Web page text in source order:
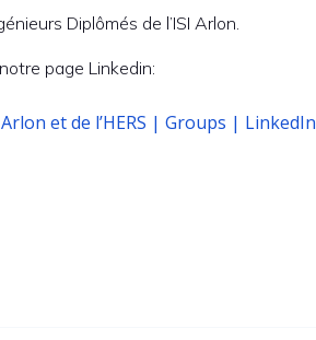
Diplômés de l’ISI Arlon.
page Linkedin:
et de l’HERS | Groups | LinkedIn